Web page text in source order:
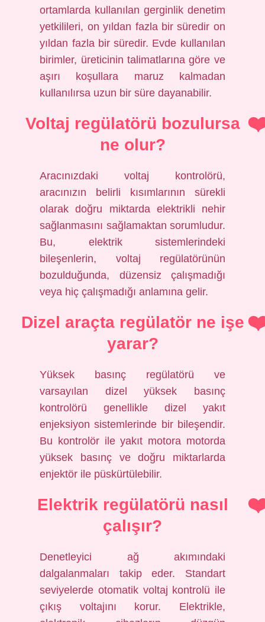
ortamlarda kullanılan gerginlik denetim
yetkilileri, on yıldan fazla bir süredir on
yıldan fazla bir süredir. Evde kullanılan
birimler, üreticinin talimatlarına göre ve
aşırı koşullara maruz kalmadan
kullanılırsa uzun bir süre dayanabilir.
Voltaj regülatörü bozulursa
ne olur?
Aracınızdaki voltaj kontrolörü,
aracınızın belirli kısımlarının sürekli
olarak doğru miktarda elektrikli nehir
sağlanmasını sağlamaktan sorumludur.
Bu, elektrik sistemlerindeki
bileşenlerin, voltaj regülatörünün
bozulduğunda, düzensiz çalışmadığı
veya hiç çalışmadığı anlamına gelir.
Dizel araçta regülatör ne işe
yarar?
Yüksek basınç regülatörü ve
varsayılan dizel yüksek basınç
kontrolörü genellikle dizel yakıt
enjeksiyon sistemlerinde bir bileşendir.
Bu kontrolör ile yakıt motora motorda
yüksek basınç ve doğru miktarlarda
enjektör ile püskürtülebilir.
Elektrik regülatörü nasıl
çalışır?
Denetleyici ağ akımındaki
dalgalanmaları takip eder. Standart
seviyelerde otomatik voltaj kontrolü ile
çıkış voltajını korur. Elektrikle,